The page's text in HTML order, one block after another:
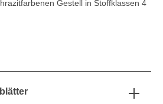
Gestell in Stoffklassen 4